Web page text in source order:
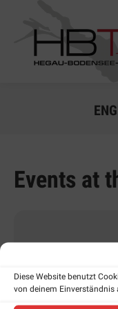
Diese Website benutzt
von deinem Einverständnis
Events at